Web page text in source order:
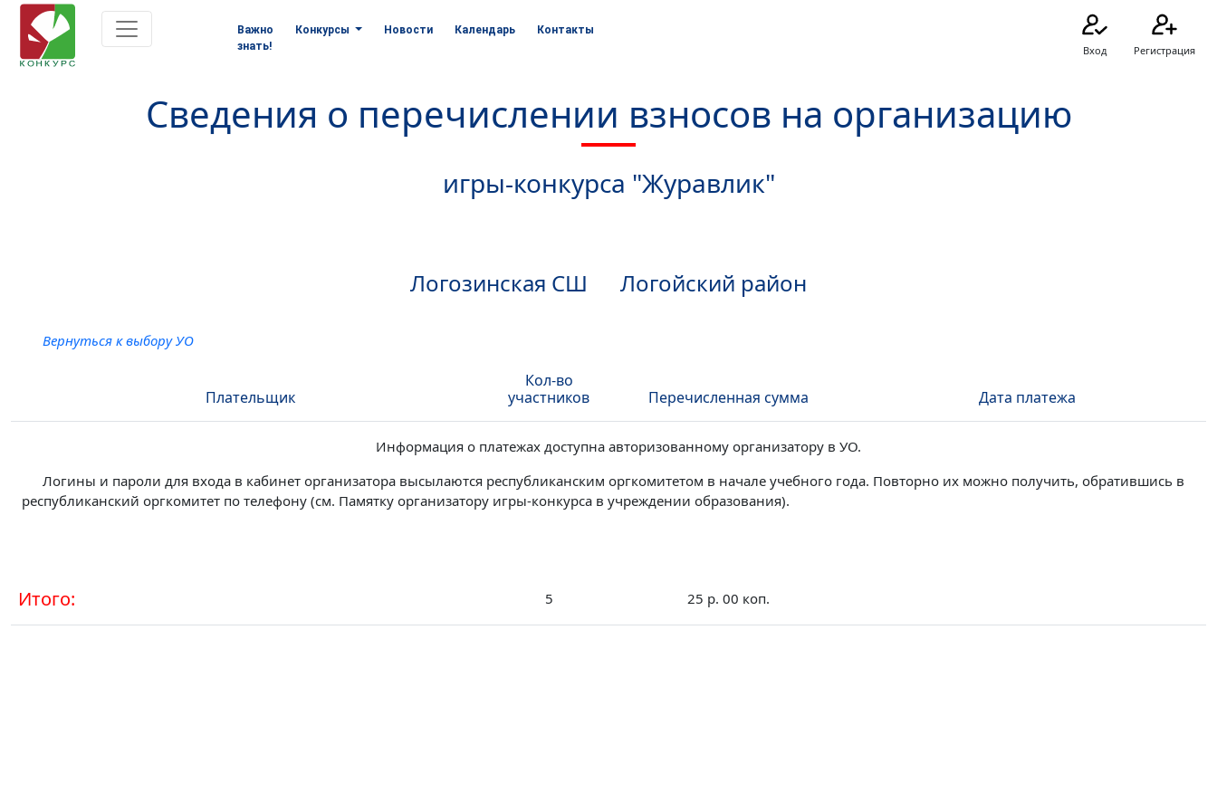
Важно
знать!
Конкурсы Новости Календарь Контакты
Вход Регистрация
Сведения о перечислении взносов на организацию
игры-конкурса "Журавлик"
Логозинская СШ Логойский район
Вернуться к выбору УО
Плательщик
Кол-во
участников
Перечисленная сумма Дата платежа
Информация о платежах доступна авторизованному организатору в УО.
Логины и пароли для входа в кабинет организатора высылаются республиканским оргкомитетом в начале учебного года. Повторно их можно получить, обратившись в
республиканский оргкомитет по телефону (см. Памятку организатору игры-конкурса в учреждении образования).
Итого: 5 25 р. 00 коп.